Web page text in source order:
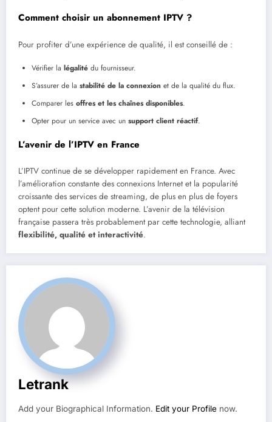
Comment choisir un abonnement IPTV ?
Pour profiter d’une expérience de qualité, il est conseillé de :
Vérifier la légalité du fournisseur.
S’assurer de la stabilité de la connexion et de la qualité du flux.
Comparer les offres et les chaînes disponibles.
Opter pour un service avec un support client réactif.
L’avenir de l’IPTV en France
L’IPTV continue de se développer rapidement en France. Avec
l’amélioration constante des connexions Internet et la popularité
croissante des services de streaming, de plus en plus de foyers
optent pour cette solution moderne. L’avenir de la télévision
française passera très probablement par cette technologie, alliant
flexibilité, qualité et interactivité.
Letrank
Add your Biographical Information. Edit your Profile now.